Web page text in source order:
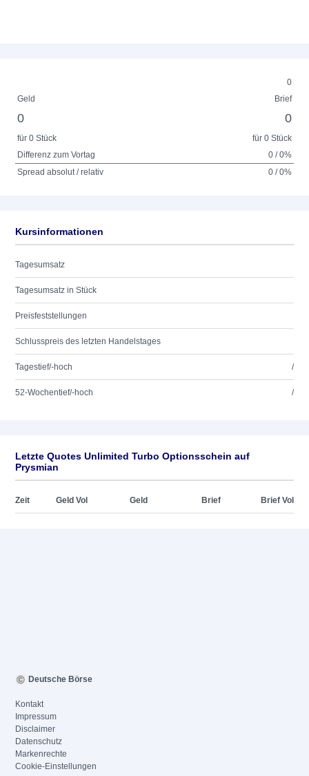
0
Geld
Brief
0 0
für 0 Stück
für 0 Stück
Differenz zum Vortag
0 / 0%
Spread absolut / relativ
0 / 0%
Kursinformationen
Tagesumsatz
Tagesumsatz in Stück
Preisfeststellungen
Schlusspreis des letzten Handelstages
Tagestief/-hoch /
52-Wochentief/-hoch /
Letzte Quotes Unlimited Turbo Optionsschein auf
Prysmian
Zeit Geld Vol Geld Brief Brief Vol
Deutsche Börse
Kontakt
Impressum
Disclaimer
Datenschutz
Markenrechte
Cookie-Einstellungen